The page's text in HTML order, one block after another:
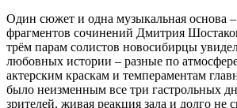
Один сюжет и одна музыкальная основа
фрагментов сочинений Дмитрия
трём парам солистов новосибирцы
любовных истории – разные по
актерским краскам и темпераментам
было неизменным все три гастрольных
зрителей, живая реакция зала и долго